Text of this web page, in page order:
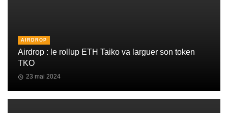
AIRDROP
Airdrop : le rollup ETH Taiko va larguer son token
TKO
23 mai 2024